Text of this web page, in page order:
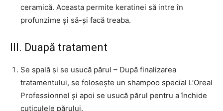
ceramică. Aceasta permite keratinei să intre în
profunzime și să-și facă treaba.
III. Duapă tratament
Se spală și se usucă părul – După finalizarea
tratamentului, se folosește un shampoo special L’Oreal
Professionnel și apoi se usucă părul pentru a închide
cuticulele părului.